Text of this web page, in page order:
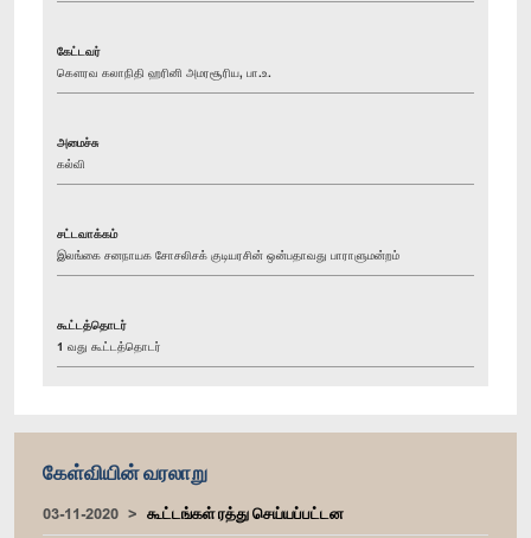
கேட்டவர்
கௌரவ கலாநிதி ஹரினி அமரசூரிய, பா.உ.
அமைச்சு
கல்வி
சட்டவாக்கம்
இலங்கை சனநாயக சோசலிசக் குடியரசின் ஒன்பதாவது பாராளுமன்றம்
கூட்டத்தொடர்
1 வது கூட்டத்தொடர்
கேள்வியின் வரலாறு
03-11-2020
கூட்டங்கள் ரத்து செய்யப்பட்டன